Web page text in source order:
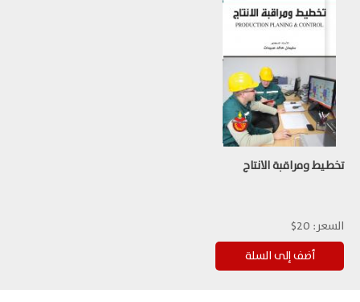
تخطيط ومراقبة الانتاج
السعر: 20$